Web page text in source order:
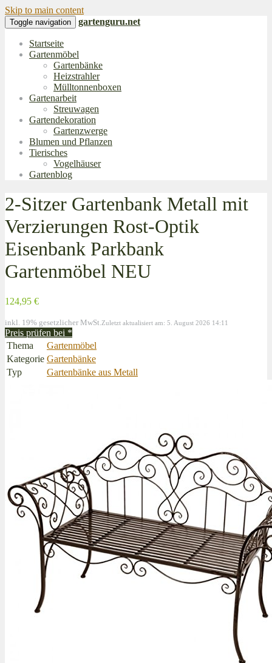
Skip to main content
Toggle navigation gartenguru.net
Startseite
Gartenmöbel
Gartenbänke
Heizstrahler
Mülltonnenboxen
Gartenarbeit
Streuwagen
Gartendekoration
Gartenzwerge
Blumen und Pflanzen
Tierisches
Vogelhäuser
Gartenblog
2-Sitzer Gartenbank Metall mit
Verzierungen Rost-Optik
Eisenbank Parkbank
Gartenmöbel NEU
124,95 €
inkl. 19% gesetzlicher MwSt. Zuletzt aktualisiert am: 5. August 2026 14:11
Preis prüfen bei *
Thema
Gartenmöbel
Kategorie Gartenbänke
Typ
Gartenbänke aus Metall